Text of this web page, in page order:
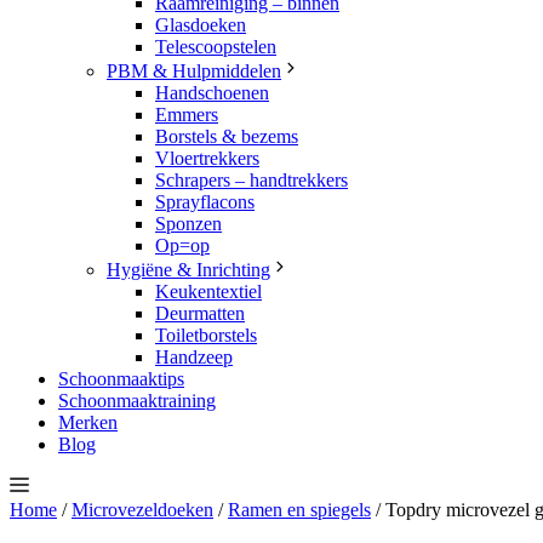
Glasdoeken
Telescoopstelen
PBM & Hulpmiddelen
Handschoenen
Emmers
Borstels & bezems
Vloertrekkers
Schrapers – handtrekkers
Sprayflacons
Sponzen
Op=op
Hygiëne & Inrichting
Keukentextiel
Deurmatten
Toiletborstels
Handzeep
Schoonmaaktips
Schoonmaaktraining
Merken
Blog
Home /Microvezeldoeken /Ramen en spiegels / Topdry microvezel